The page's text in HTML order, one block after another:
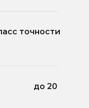
точности
до 20